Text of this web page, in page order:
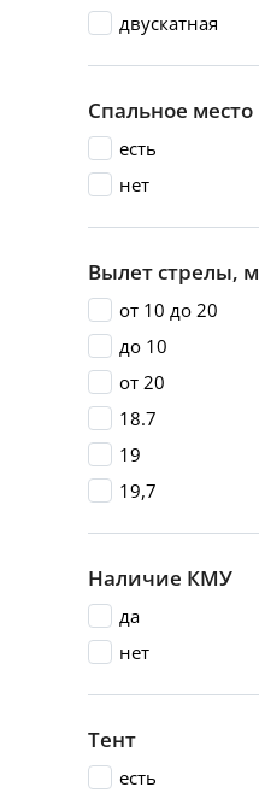
двускатная
Спальное место
есть
нет
Вылет стрелы, м
от 10 до 20
до 10
от 20
18.7
19
19,7
Наличие КМУ
да
нет
Тент
есть